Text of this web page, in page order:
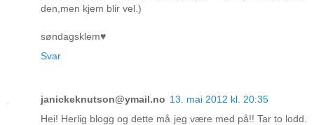
den,men kjem blir vel.)
søndagsklem♥
Svar
janickeknutson@ymail.no 13. mai 2012 kl. 20:35
Hei! Herlig blogg og dette må jeg være med på!! Tar to lodd.